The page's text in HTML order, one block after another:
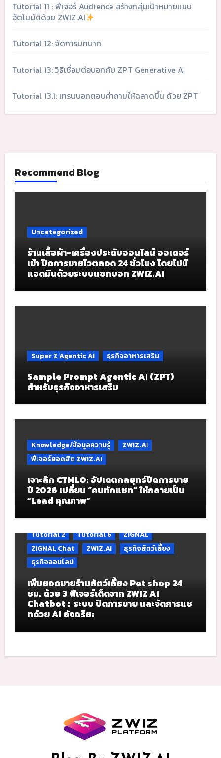
Tutorial 11 : ฟีเจอร์ Audience สร้างกลุ่มเป้าหมายแบบ
อัตโนมัติด้วย ZWIZ.AI
Tutorial 12: จัดการบทบาท
Tutorial 13: วิธีเชื่อมต่อบอทกับ ZPT Generative AI
Tutorial 13.1: เทรนบอทตอบคำถามให้ฉลาดขึ้น ด้วย ZPT
Recommend Blog
Uncategorized
ร้านเสื้อผ้า-เครื่องประดับออนไลน์ ออเดอร์
เข้า ปิดการขายไวตลอด 24 ชั่วโมง โดยไม่มี
แอดมินด้วยระบบแชทบอท ZWIZ.AI
Super Z Agentic AI ธุรกิจอาหารเสริม
Sample Prompt Agentic AI (ZPT)
สำหรับธุรกิจอาหารเสริม
Knowledge/ข้อมูลความรู้
ZWIZ.AI
ฟีเจอร์ยอดฮิต ZWIZ.AI
เจาะลึก CTMLO: อัปเดตกลยุทธ์ปิดการขาย
ปี 2026 เปลี่ยน “คนทักแชท” ให้กลายเป็น
“Lead คุณภาพ”
Tutorial 2 Tutorial 6
ZIGNAL
ZIGNAL Chat
ZWIZ.AI
ธุรกิจสัตว์เลี้ยง
ธุรกิจออนไลน์
เพิ่มยอดขายร้านสัตว์เลี้ยง Pet shop 24
ชม. ด้วย 3 ฟีเจอร์เด็ดจาก ZWIZ AI
Chatbot : ระบบ ปิดการขาย และจัดการแช
ทด้วย AI อัจฉริยะ